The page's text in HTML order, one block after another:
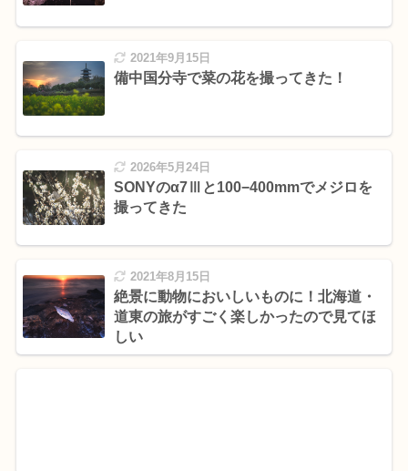
2021年9月15日
備中国分寺で菜の花を撮ってきた！
2026年5月24日
SONYのα7Ⅲと100−400mmでメジロを
撮ってきた
2021年8月15日
絶景に動物においしいものに！北海道・
道東の旅がすごく楽しかったので見てほ
しい